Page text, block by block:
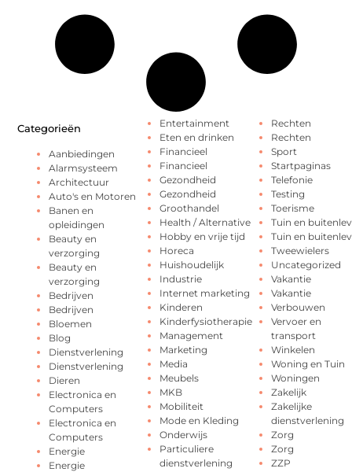
Categorieën
Aanbiedingen
Alarmsysteem
Architectuur
Auto's en Motoren
Banen en
opleidingen
Beauty en
verzorging
Beauty en
verzorging
Bedrijven
Bedrijven
Bloemen
Blog
Dienstverlening
Dienstverlening
Dieren
Electronica en
Computers
Electronica en
Computers
Energie
Energie
Entertainment
Eten en drinken
Financieel
Financieel
Gezondheid
Gezondheid
Groothandel
Health / Alternative
Hobby en vrije tijd
Horeca
Huishoudelijk
Industrie
Internet marketing
Kinderen
Kinderfysiotherapie
Management
Marketing
Media
Meubels
MKB
Mobiliteit
Mode en Kleding
Onderwijs
Particuliere
dienstverlening
Rechten
Rechten
Sport
Startpaginas
Telefonie
Testing
Toerisme
Tuin en
Tuin en
Tweewielers
Uncategorized
Vakantie
Vakantie
Verbouwen
Vervoer en
transport
Winkelen
Woning en Tuin
Woningen
Zakelijk
Zakelijke
dienstverlening
Zorg
Zorg
ZZP